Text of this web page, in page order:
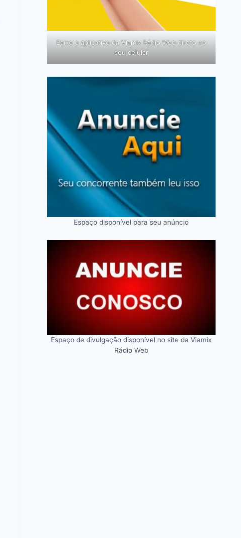
Baixe o aplicativo da Viamix Rádio Web direto no
seu celular
Espaço disponível para seu anúncio
Espaço de divulgação disponível no site da Viamix
Rádio Web